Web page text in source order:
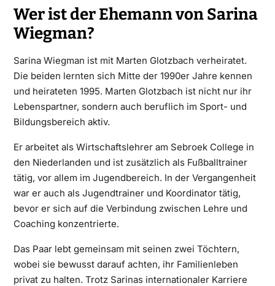
Wer ist der Ehemann von Sarina
Wiegman?
Sarina Wiegman ist mit Marten Glotzbach verheiratet.
Die beiden lernten sich Mitte der 1990er Jahre kennen
und heirateten 1995. Marten Glotzbach ist nicht nur ihr
Lebenspartner, sondern auch beruflich im Sport- und
Bildungsbereich aktiv.
Er arbeitet als Wirtschaftslehrer am Sebroek College in
den Niederlanden und ist zusätzlich als Fußballtrainer
tätig, vor allem im Jugendbereich. In der Vergangenheit
war er auch als Jugendtrainer und Koordinator tätig,
bevor er sich auf die Verbindung zwischen Lehre und
Coaching konzentrierte.
Das Paar lebt gemeinsam mit seinen zwei Töchtern,
wobei sie bewusst darauf achten, ihr Familienleben
privat zu halten. Trotz Sarinas internationaler Karriere